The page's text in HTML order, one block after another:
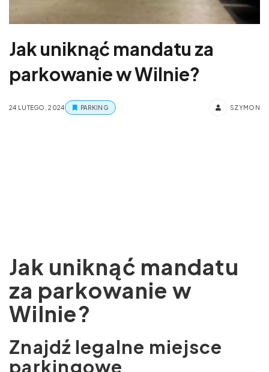
Jak uniknąć mandatu za
parkowanie w Wilnie?
24 LUTEGO, 2024 PARKING SZYMON
Jak uniknąć mandatu
za parkowanie w
Wilnie?
Znajdź legalne miejsce
parkingowe